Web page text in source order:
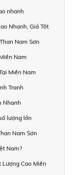
nhanh
Nhanh, Giá Tốt
Nam Sơn
Nam
Miền Nam
Tranh
Nhanh
lượng lớn
Nam Sơn
Nam?
Lượng Cao Miền